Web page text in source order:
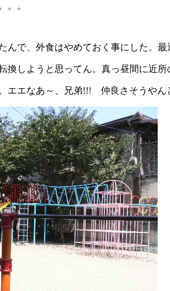
。。
で、外食はやめておく事にした。
換しようと思ってん。真っ昼間に近
エエなあ～、兄弟!!! 仲良さそうやん